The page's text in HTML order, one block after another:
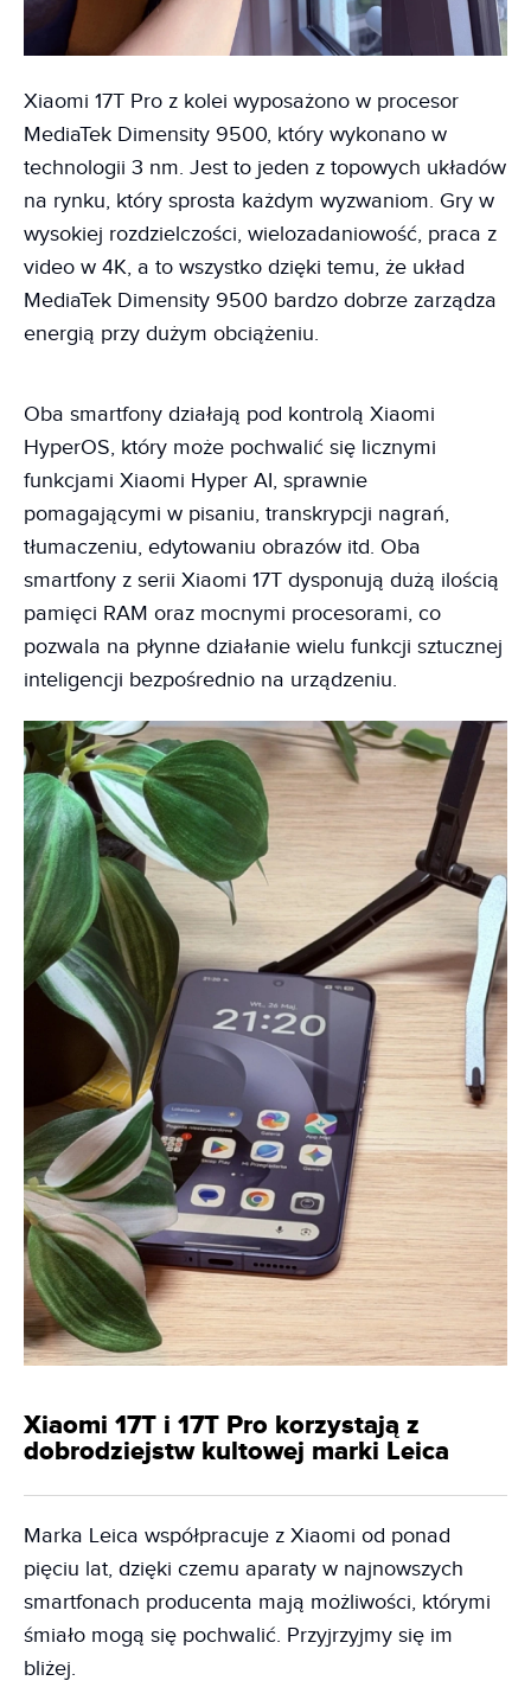
Xiaomi 17T Pro z kolei wyposażono w procesor
MediaTek Dimensity 9500, który wykonano w
technologii 3 nm. Jest to jeden z topowych układów
na rynku, który sprosta każdym wyzwaniom. Gry w
wysokiej rozdzielczości, wielozadaniowość, praca z
video w 4K, a to wszystko dzięki temu, że układ
MediaTek Dimensity 9500 bardzo dobrze zarządza
energią przy dużym obciążeniu.
Oba smartfony działają pod kontrolą Xiaomi
HyperOS, który może pochwalić się licznymi
funkcjami Xiaomi Hyper AI, sprawnie
pomagającymi w pisaniu, transkrypcji nagrań,
tłumaczeniu, edytowaniu obrazów itd. Oba
smartfony z serii Xiaomi 17T dysponują dużą ilością
pamięci RAM oraz mocnymi procesorami, co
pozwala na płynne działanie wielu funkcji sztucznej
inteligencji bezpośrednio na urządzeniu.
Xiaomi 17T i 17T Pro korzystają z
dobrodziejstw kultowej marki Leica
Marka Leica współpracuje z Xiaomi od ponad
pięciu lat, dzięki czemu aparaty w najnowszych
smartfonach producenta mają możliwości, którymi
śmiało mogą się pochwalić. Przyjrzyjmy się im
bliżej.